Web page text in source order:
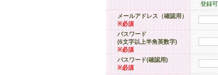
登録
メールアドレス（確認用）
※必須
パスワード
(6文字以上半角英数字)
※必須
パスワード(確認用)
※必須